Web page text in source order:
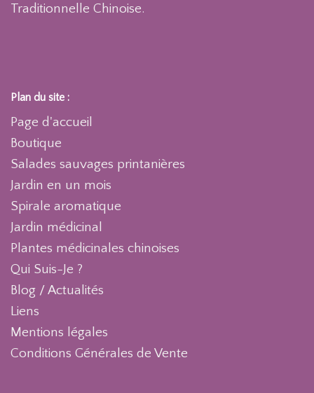
Traditionnelle Chinoise.
Plan du site :
Page d'accueil
Boutique
Salades sauvages printanières
Jardin en un mois
Spirale aromatique
Jardin médicinal
Plantes médicinales chinoises
Qui Suis-Je ?
Blog / Actualités
Liens
Mentions légales
Conditions Générales de Vente